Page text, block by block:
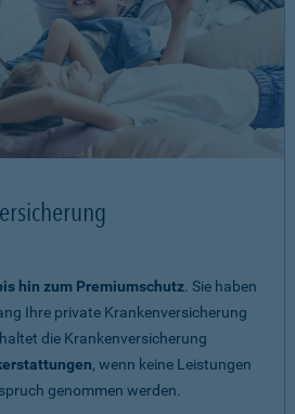
hin zum Premiumschutz. Sie haben
Ihre private Krankenversicherung
die Krankenversicherung
, wenn keine Leistungen
genommen werden.